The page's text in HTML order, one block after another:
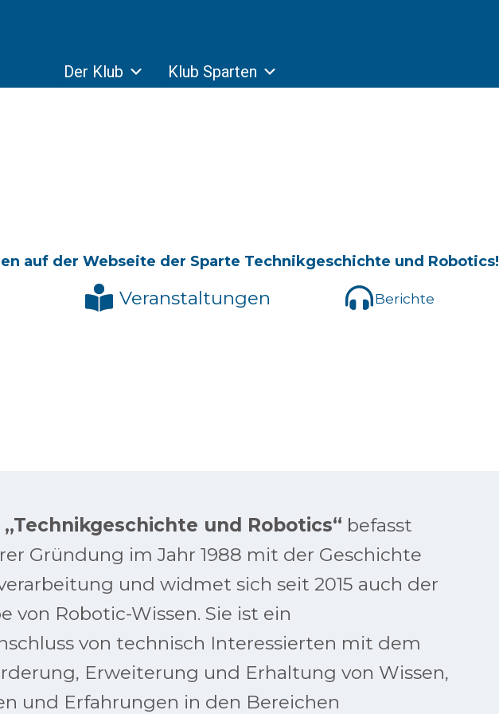
Der Klub Klub Sparten
auf der Webseite der Sparte Technikgeschichte und Robotics!
Veranstaltungen Berichte
„Technikgeschichte und Robotics“ befasst
Gründung im Jahr 1988 mit der Geschichte
und widmet sich seit 2015 auch der
von Robotic-Wissen. Sie ist ein
von technisch Interessierten mit dem
Erweiterung und Erhaltung von Wissen,
und Erfahrungen in den Bereichen